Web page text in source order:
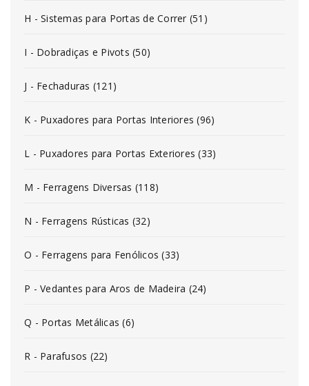
H - Sistemas para Portas de Correr (51)
I - Dobradiças e Pivots (50)
J - Fechaduras (121)
K - Puxadores para Portas Interiores (96)
L - Puxadores para Portas Exteriores (33)
M - Ferragens Diversas (118)
N - Ferragens Rústicas (32)
O - Ferragens para Fenólicos (33)
P - Vedantes para Aros de Madeira (24)
Q - Portas Metálicas (6)
R - Parafusos (22)